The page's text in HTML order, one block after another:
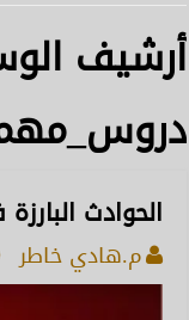
أرشيف
الحوادث
م.هادي خاطر